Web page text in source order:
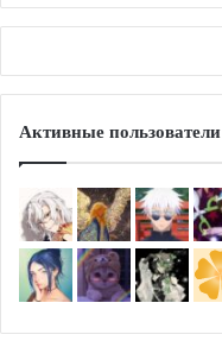
Активные пользователи